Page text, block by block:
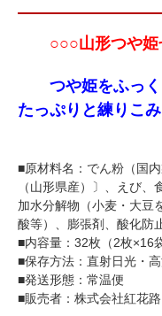
○○○山形つや
つや姫をふっ
たっぷりと練りこ
■原材料名：でん粉（国
（山形県産）〕、えび
加水分解物（小麦・大豆
酸等）、膨張剤、酸化防
■内容量：32枚（2枚×16
■保存方法：直射日光・
■発送形態：常温便
■販売者：株式会社紅花路